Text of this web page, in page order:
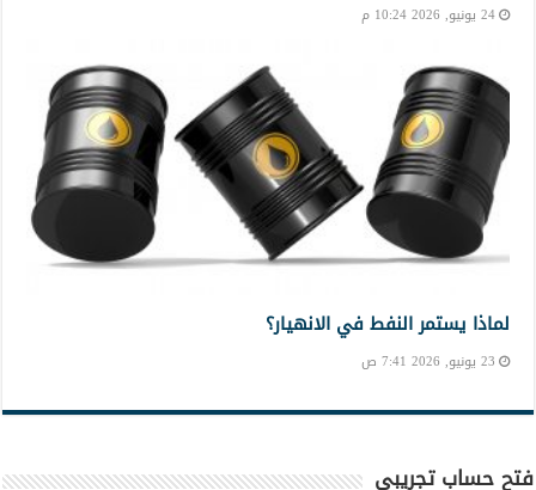
24 يونيو, 2026 10:24 م
لماذا يستمر النفط في الانهيار؟
23 يونيو, 2026 7:41 ص
فتح حساب تجريبي